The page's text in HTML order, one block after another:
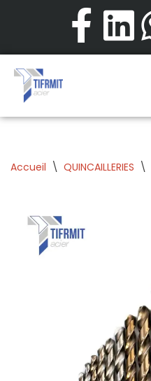
au
contenu
Accueil \ QUINCAILLERIES \